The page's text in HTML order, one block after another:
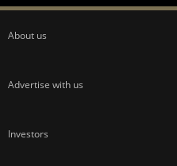
About us
Advertise with us
Investors